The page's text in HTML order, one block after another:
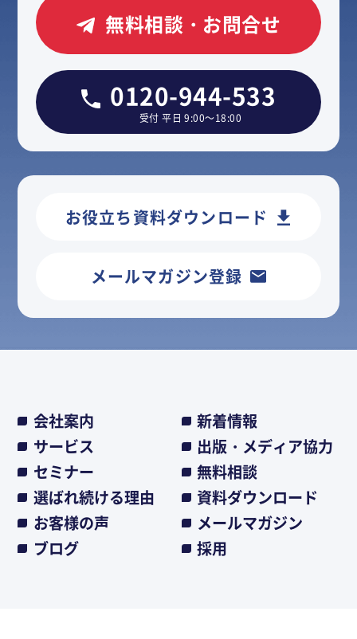
無料相談・お問合せ
0120-944-533
受付 平日 9:00～18:00
お役立ち資料ダウンロード
メールマガジン登録
会社案内
新着情報
サービス
出版・メディア協力
セミナー
無料相談
選ばれ続ける理由
資料ダウンロード
お客様の声
メールマガジン
ブログ
採用